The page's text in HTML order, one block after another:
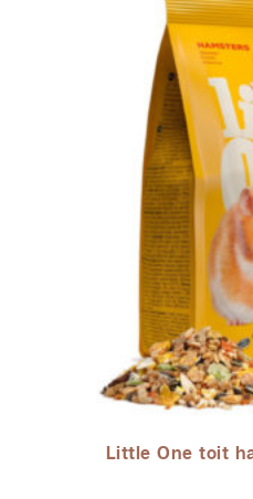
Little One toit